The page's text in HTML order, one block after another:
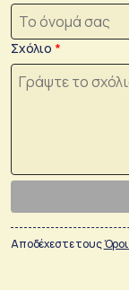
Σχόλιο
Αποδέχεστε τους